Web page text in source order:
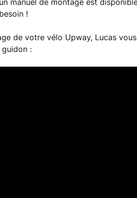
manuel de montage est
!
de votre vélo Upway, Lucas
: